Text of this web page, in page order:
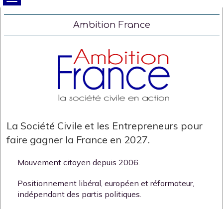
Ambition France
La Société Civile et les Entrepreneurs pour
faire gagner la France en 2027.
Mouvement citoyen depuis 2006.
Positionnement libéral, européen et réformateur,
indépendant des partis politiques.